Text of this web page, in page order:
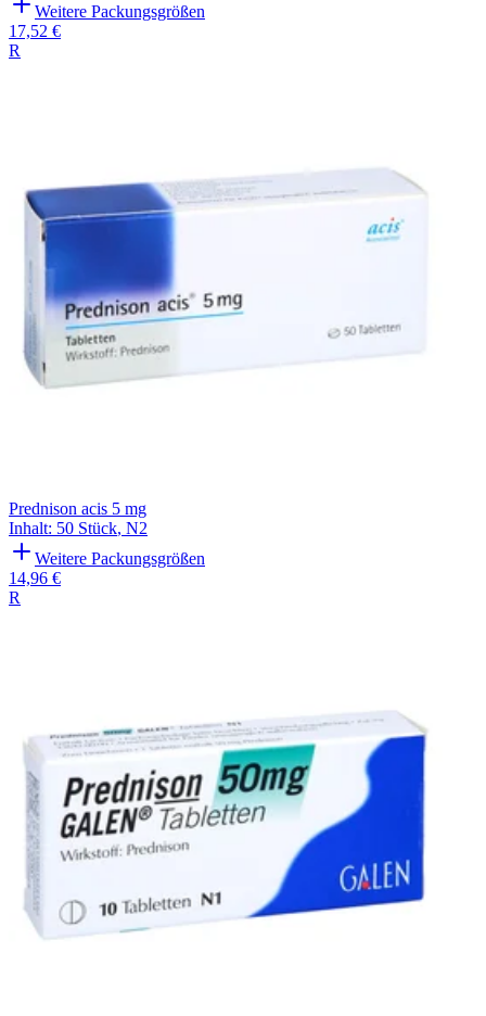
Weitere Packungsgrößen
17,52 €
R
Prednison acis 5 mg
Inhalt: 50 Stück, N2
Weitere Packungsgrößen
14,96 €
R